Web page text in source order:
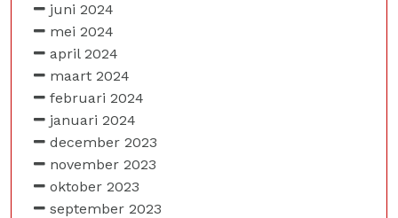
juni 2024
mei 2024
april 2024
maart 2024
februari 2024
januari 2024
december 2023
november 2023
oktober 2023
september 2023